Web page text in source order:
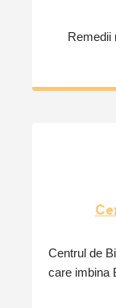
Remedii
Centrul de
care imbina